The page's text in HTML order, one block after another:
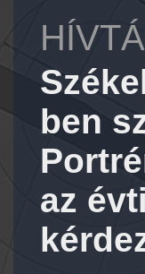
ben
az